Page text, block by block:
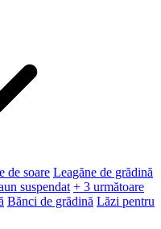
de soare Leagăne de grădină
suspendat + 3 următoare
Bănci de grădină Lăzi pentru